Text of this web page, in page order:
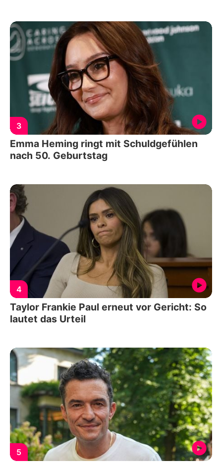
3
Emma Heming ringt mit Schuldgefühlen
nach 50. Geburtstag
4
Taylor Frankie Paul erneut vor Gericht: So
lautet das Urteil
5